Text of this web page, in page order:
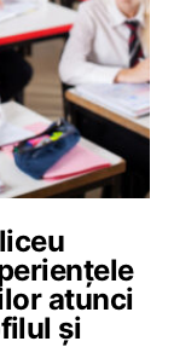
atunci
și